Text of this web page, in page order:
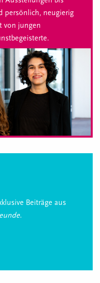
persönlich, neugierig
von jungen
Beiträge aus
.